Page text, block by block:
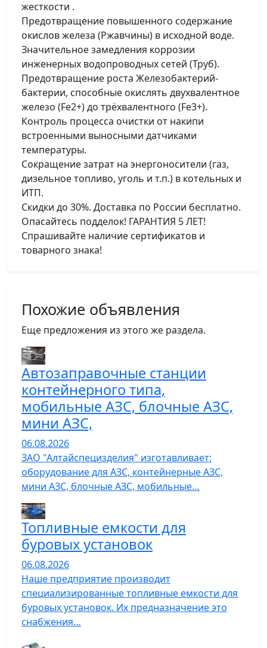
жесткости .
Предотвращение повышенного содержание
окислов железа (Ржавчины) в исходной воде.
Значительное замедления коррозии
инженерных водопроводных сетей (Труб).
Предотвращение роста Железобактерий-
бактерии, способные окислять двухвалентное
железо (Fe2+) до трёхвалентного (Fe3+).
Контроль процесса очистки от накипи
встроенными выносными датчиками
температуры.
Сокращение затрат на энергоносители (газ,
дизельное топливо, уголь и т.п.) в котельных и
ИТП.
Скидки до 30%. Доставка по России бесплатно.
Опасайтесь подделок! ГАРАНТИЯ 5 ЛЕТ!
Спрашивайте наличие сертификатов и
товарного знака!
Похожие объявления
Еще предложения из этого же раздела.
Автозаправочные станции
контейнерного типа,
мобильные АЗС, блочные АЗС,
мини АЗС,
06.08.2026
ЗАО "Алтайспецизделия" изготавливает:
оборудование для АЗС, контейнерные АЗС,
мини АЗС, блочные АЗС, мобильные…
Топливные емкости для
буровых установок
06.08.2026
Наше предприятие производит
специализированные топливные емкости для
буровых установок. Их предназначение это
снабжения…